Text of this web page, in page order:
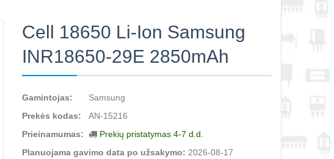
Cell 18650 Li-Ion Samsung
INR18650-29E 2850mAh
Gamintojas:
Samsung
Prekės kodas:
AN-15216
Prieinamumas:
Prekių pristatymas 4-7 d.d.
Planuojama gavimo data po užsakymo: 2026-08-17